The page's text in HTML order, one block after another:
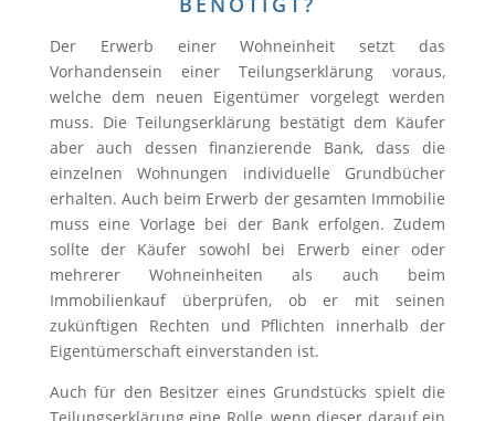
Der Erwerb einer Wohneinheit setzt das
Vorhandensein einer Teilungserklärung voraus,
welche dem neuen Eigentümer vorgelegt werden
muss. Die Teilungserklärung bestätigt dem Käufer
aber auch dessen finanzierende Bank, dass die
einzelnen Wohnungen individuelle Grundbücher
erhalten. Auch beim Erwerb der gesamten Immobilie
muss eine Vorlage bei der Bank erfolgen. Zudem
sollte der Käufer sowohl bei Erwerb einer oder
mehrerer Wohneinheiten als auch beim
Immobilienkauf überprüfen, ob er mit seinen
zukünftigen Rechten und Pflichten innerhalb der
Eigentümerschaft einverstanden ist.
Auch für den Besitzer eines Grundstücks spielt die
Teilungserklärung eine Rolle, wenn dieser darauf ein